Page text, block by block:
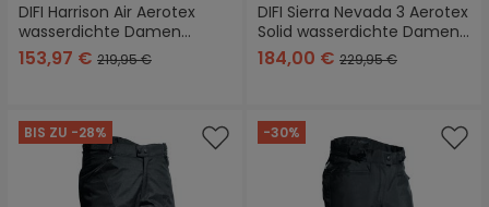
DIFI Harrison Air Aerotex
wasserdichte Damen
Motorrad Textilhose
153,97 € 219,95 €
DIFI Sierra Nevada 3 Aerotex
Solid wasserdichte Damen
Motorrad Textilhose
184,00 € 229,95 €
BIS ZU -28% -30%